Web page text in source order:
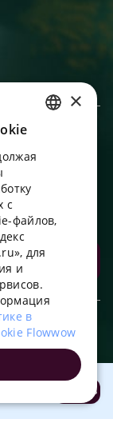
за покупки и
Открыть
ENGLISH
UKRAINIAN
PORTUGUESE
FRENCH
TURKISH
POLISH
×
с
файлов,
для
и
в
Flowwow